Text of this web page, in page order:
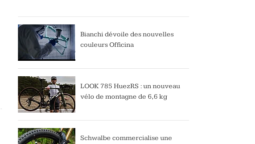
Bianchi dévoile des nouvelles
couleurs Officina
LOOK 785 HuezRS : un nouveau
vélo de montagne de 6,6 kg
Schwalbe commercialise une